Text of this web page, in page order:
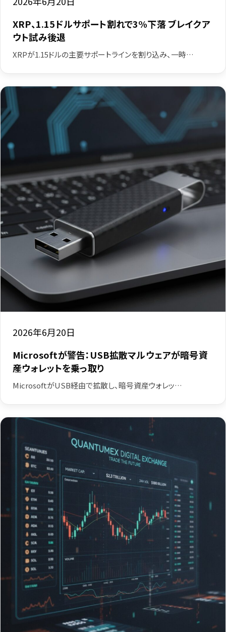
XRP、1.15ドルサポート割れで3%下落 ブレイクア
ウト試み後退
XRPが1.15ドルの主要サポートラインを割り込み、一時…
2026年6月20日
Microsoftが警告：USB拡散マルウェアが暗号資
産ウォレットを乗っ取り
MicrosoftがUSB経由で拡散し、暗号資産ウォレッ…